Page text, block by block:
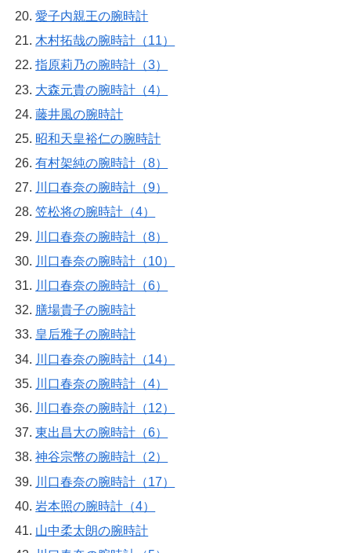
愛子内親王の腕時計
木村拓哉の腕時計（11）
指原莉乃の腕時計（3）
大森元貴の腕時計（4）
藤井風の腕時計
昭和天皇裕仁の腕時計
有村架純の腕時計（8）
川口春奈の腕時計（9）
笠松将の腕時計（4）
川口春奈の腕時計（8）
川口春奈の腕時計（10）
川口春奈の腕時計（6）
膳場貴子の腕時計
皇后雅子の腕時計
川口春奈の腕時計（14）
川口春奈の腕時計（4）
川口春奈の腕時計（12）
東出昌大の腕時計（6）
神谷宗幣の腕時計（2）
川口春奈の腕時計（17）
岩本照の腕時計（4）
山中柔太朗の腕時計